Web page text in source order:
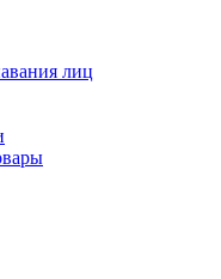
лиц